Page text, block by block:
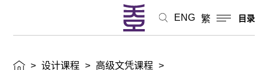
ENG 繁 目录
> 设计课程 > 高级文凭课程
>